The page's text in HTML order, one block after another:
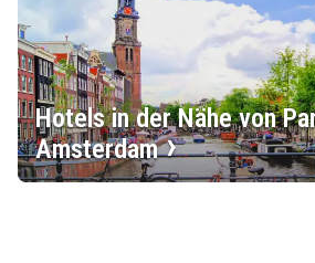
Hotels in der Nähe von
Amsterdam